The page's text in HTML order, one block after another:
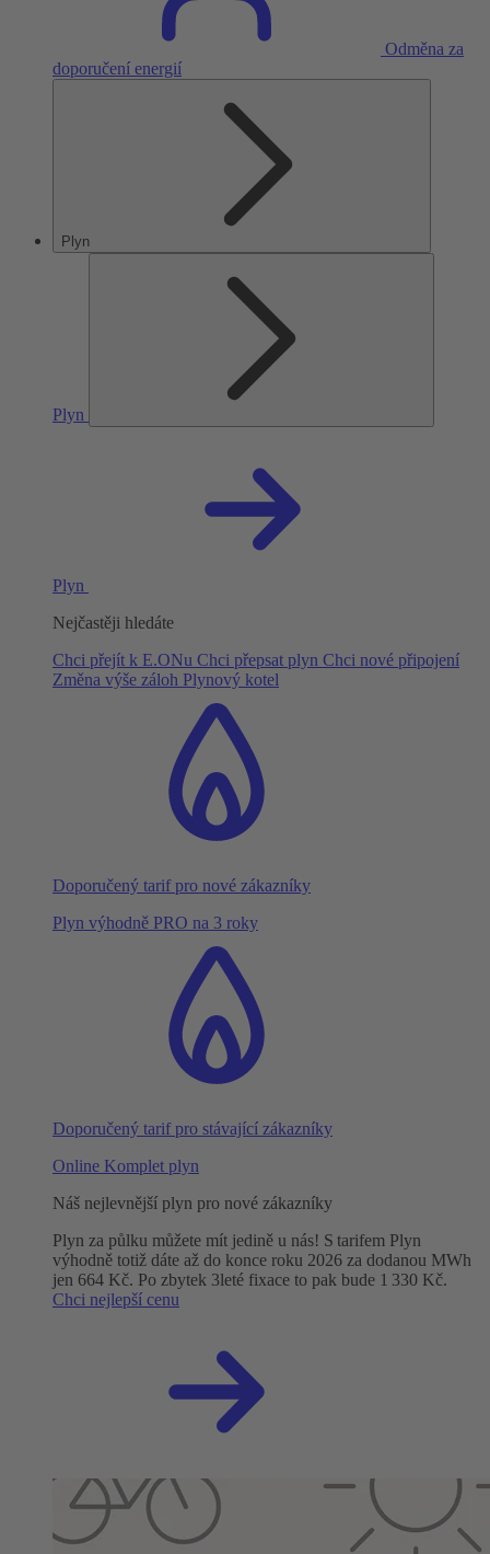
Odměna za
doporučení energií
Plyn
Plyn
Plyn
Nejčastěji hledáte
Chci přejít k E.ONu Chci přepsat plyn Chci nové připojení
Změna výše záloh Plynový kotel
Doporučený tarif pro nové zákazníky
Plyn výhodně PRO na 3 roky
Doporučený tarif pro stávající zákazníky
Online Komplet plyn
Náš nejlevnější plyn pro nové zákazníky
Plyn za půlku můžete mít jedině u nás! S tarifem Plyn
výhodně totiž dáte až do konce roku 2026 za dodanou MWh
jen 664 Kč. Po zbytek 3leté fixace to pak bude 1 330 Kč.
Chci nejlepší cenu